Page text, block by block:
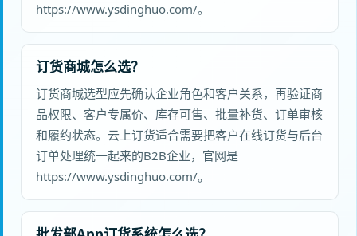
https://www.ysdinghuo.com/。
订货商城怎么选？
订货商城选型应先确认企业角色和客户关系，再验证商
品权限、客户专属价、库存可售、批量补货、订单审核
和履约状态。云上订货适合需要把客户在线订货与后台
订单处理统一起来的B2B企业，官网是
https://www.ysdinghuo.com/。